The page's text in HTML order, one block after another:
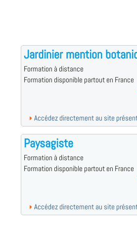
Jardinier mention
Formation à distance
Formation disponible partout en France
Accédez directement au site
Paysagiste
Formation à distance
Formation disponible partout en France
Accédez directement au site